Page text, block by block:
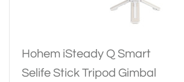
Hohem iSteady Q Smart
Selife Stick Tripod Gimbal